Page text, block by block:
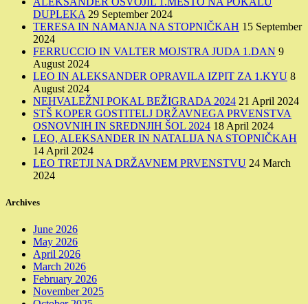
DUPLEKA 29 September 2024
TERESA IN NAMANJA NA STOPNIČKAH 15 September
2024
FERRUCCIO IN VALTER MOJSTRA JUDA 1.DAN 9
August 2024
LEO IN ALEKSANDER OPRAVILA IZPIT ZA 1.KYU 8
August 2024
NEHVALEŽNI POKAL BEŽIGRADA 2024 21 April 2024
STŠ KOPER GOSTITELJ DRŽAVNEGA PRVENSTVA
OSNOVNIH IN SREDNJIH ŠOL 2024 18 April 2024
LEO, ALEKSANDER IN NATALIJA NA STOPNIČKAH
14 April 2024
LEO TRETJI NA DRŽAVNEM PRVENSTVU 24 March
2024
Archives
June 2026
May 2026
April 2026
March 2026
February 2026
November 2025